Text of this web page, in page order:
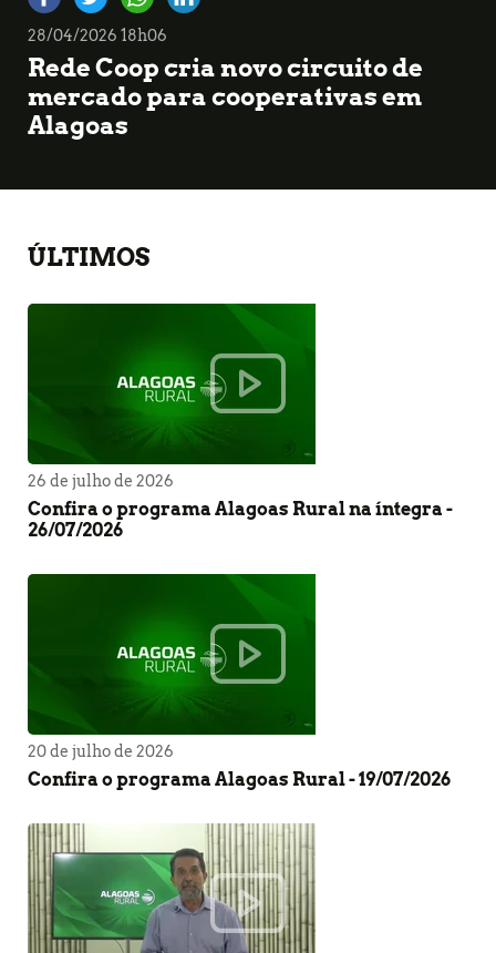
28/04/2026 18h06
Rede Coop cria novo circuito de
mercado para cooperativas em
Alagoas
ÚLTIMOS
26 de julho de 2026
Confira o programa Alagoas Rural na íntegra -
26/07/2026
20 de julho de 2026
Confira o programa Alagoas Rural - 19/07/2026